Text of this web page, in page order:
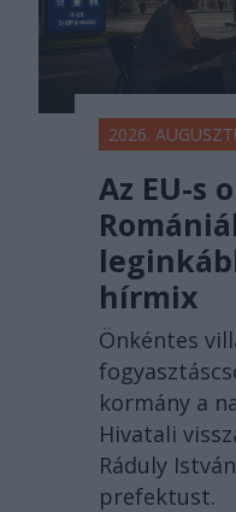
2026.
Az EU-s
hírmix
Önkéntes
kormány a
Hivatali
Ráduly
prefektust.